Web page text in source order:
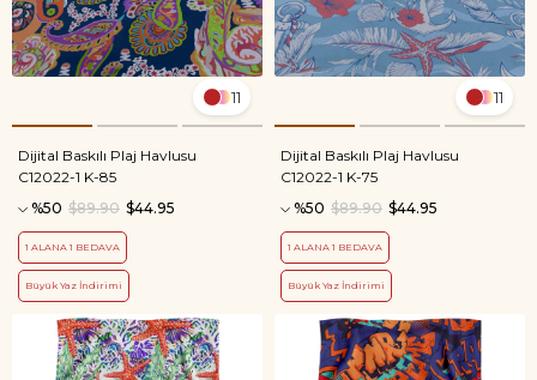
11
Dijital Baskılı Plaj Havlusu
C12022-1 K-85
%50
$44.95
$89.90
1 ALANA 1 BEDAVA
Büyük Yaz İndirimi
11
Dijital Baskılı Plaj Havlusu
C12022-1 K-75
%50
$44.95
$89.90
1 ALANA 1 BEDAVA
Büyük Yaz İndirimi